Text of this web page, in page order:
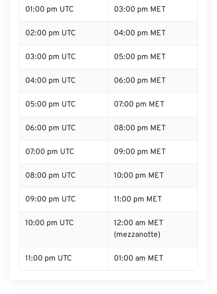
01:00 pm UTC 03:00 pm MET
02:00 pm UTC 04:00 pm MET
03:00 pm UTC 05:00 pm MET
04:00 pm UTC 06:00 pm MET
05:00 pm UTC 07:00 pm MET
06:00 pm UTC 08:00 pm MET
07:00 pm UTC 09:00 pm MET
08:00 pm UTC 10:00 pm MET
09:00 pm UTC 11:00 pm MET
10:00 pm UTC
12:00 am MET
(mezzanotte)
11:00 pm UTC 01:00 am MET